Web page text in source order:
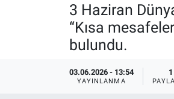
3 Haziran
“Kısa
bulundu.
03.06.2026 - 13:54
YAYINLANMA
1
TEKNOLOJİ
Son Dakika Haberleri